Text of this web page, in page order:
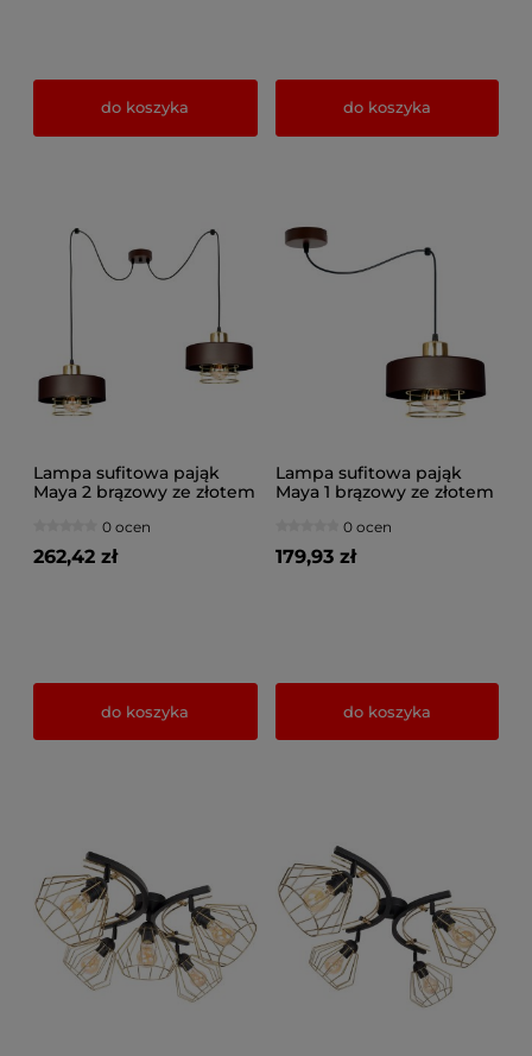
do koszyka do koszyka
Lampa sufitowa pająk
Maya 2 brązowy ze złotem
0 ocen
262,42 zł
do koszyka
Lampa sufitowa pająk
Maya 1 brązowy ze złotem
0 ocen
179,93 zł
do koszyka